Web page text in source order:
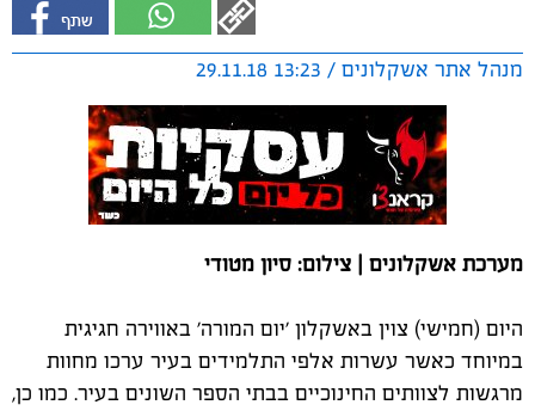
מנהל אתר אשקלונים / 13:23 29.11.18
מערכת אשקלונים | צילום: סיון מטודי
היום (חמישי) צוין באשקלון 'יום המורה' באווירה חגיגית
במיוחד כאשר עשרות אלפי התלמידים בעיר ערכו מחוות
מרגשות לצוותים החינוכיים בבתי הספר השונים בעיר. כמו כן,